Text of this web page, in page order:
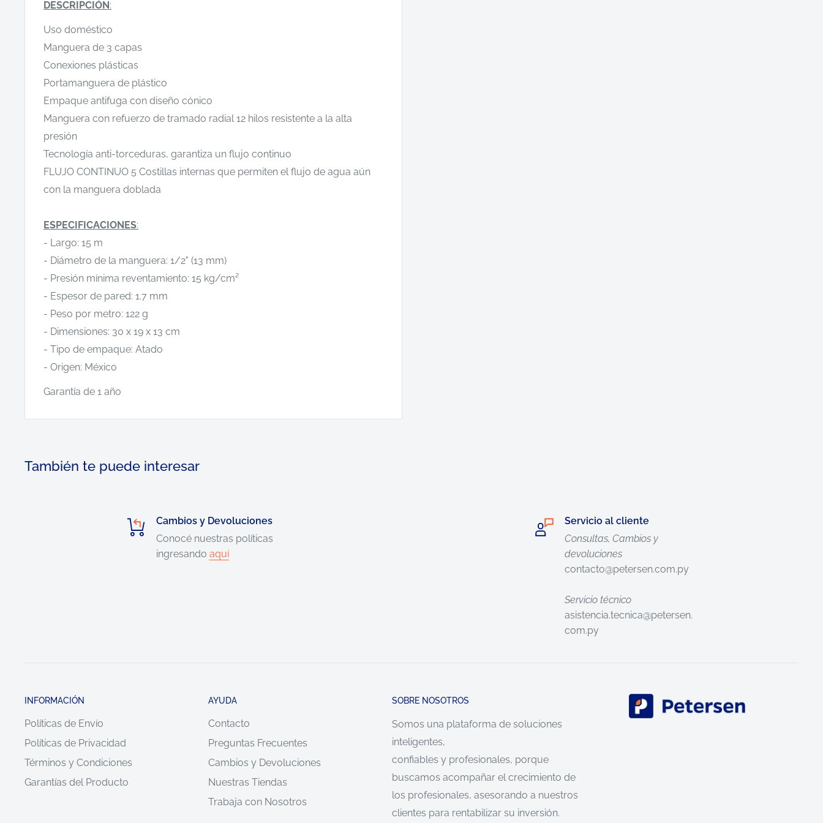
DESCRIPCIÓN:
Uso doméstico
Manguera de 3 capas
Conexiones plásticas
Portamanguera de plástico
Empaque antifuga con diseño cónico
Manguera con refuerzo de tramado radial 12 hilos resistente a la alta
presión
Tecnología anti-torceduras, garantiza un flujo continuo
FLUJO CONTINUO 5 Costillas internas que permiten el flujo de agua aún
con la manguera doblada
ESPECIFICACIONES:
- Largo: 15 m
- Diámetro de la manguera: 1/2" (13 mm)
- Presión mínima reventamiento: 15 kg/cm²
- Espesor de pared: 1.7 mm
- Peso por metro: 122 g
- Dimensiones: 30 x 19 x 13 cm
- Tipo de empaque: Atado
- Origen: México
Garantía de 1 año
También te puede interesar
Cambios y Devoluciones
Conocé nuestras políticas
ingresando aquí
Servicio al cliente
Consultas, Cambios y
devoluciones
contacto@petersen.com.py
Servicio técnico
asistencia.tecnica@petersen.
com.py
INFORMACIÓN
Políticas de Envío
Políticas de Privacidad
Términos y Condiciones
Garantías del Producto
AYUDA
Contacto
Preguntas Frecuentes
Cambios y Devoluciones
Nuestras Tiendas
Trabaja con Nosotros
SOBRE NOSOTROS
Somos una plataforma de soluciones
inteligentes,
confiables y profesionales, porque
buscamos acompañar el crecimiento de
los profesionales, asesorando a nuestros
clientes para rentabilizar su inversión.